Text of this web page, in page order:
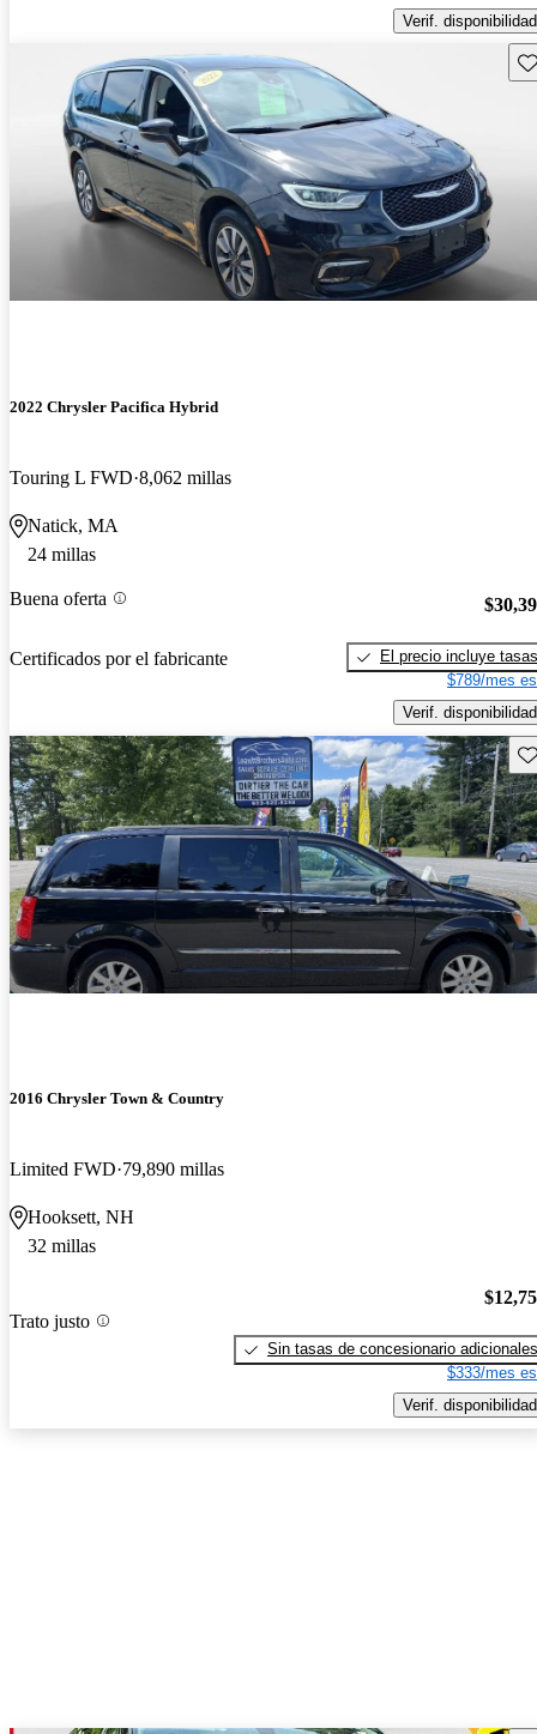
Verif. disponibilidad
2022 Chrysler Pacifica Hybrid
Touring L FWD 8,062 millas
Natick, MA
24 millas
Buena oferta
Certificados por el fabricante
El precio incluye tasas
$789/mes
Verif. disponibilidad
2016 Chrysler Town & Country
Limited FWD 79,890 millas
Hooksett, NH
32 millas
Trato justo
Sin tasas de concesionario adicionales
$333/mes
Verif. disponibilidad